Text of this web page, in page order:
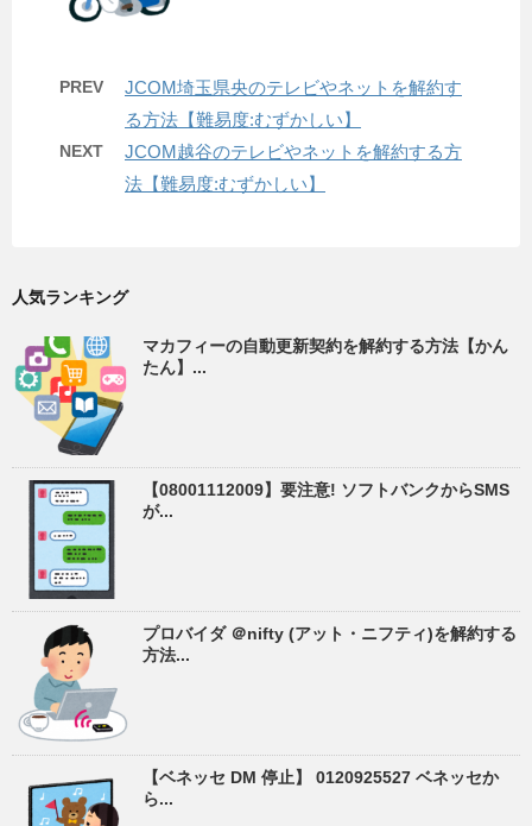
PREV
JCOM埼玉県央のテレビやネットを解約す
る方法【難易度:むずかしい】
NEXT
JCOM越谷のテレビやネットを解約する方
法【難易度:むずかしい】
人気ランキング
マカフィーの自動更新契約を解約する方法【かん
たん】...
【08001112009】要注意! ソフトバンクからSMS
が...
プロバイダ ＠nifty (アット・ニフティ)を解約する
方法...
【ベネッセ DM 停止】 0120925527 ベネッセか
ら...